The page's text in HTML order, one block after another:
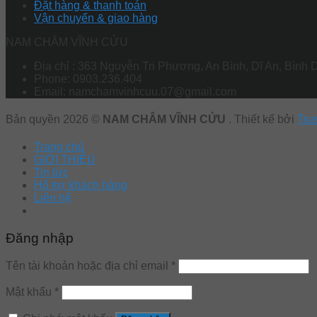
Đặt hàng & thanh toán
Vận chuyển & giao hàng
NAM CHÂM VĨNH CỬU
Địa chỉ : 363 Nguyễn Tri Phương, An Bình, Dĩ An, Bình
Phone: 0903.236.404
Email: namchamvinhcuu.07@gmail.com
Bản quyền 2026 © NAM CHÂM VĨNH CỬU . Thiết kế bởi
Trang chủ
GIỚI THIỆU
Tin tức
Hổ trợ khách hàng
Liên hệ
Đăng nhập
Tên tài khoản hoặc địa chỉ email *
Mật khẩu *